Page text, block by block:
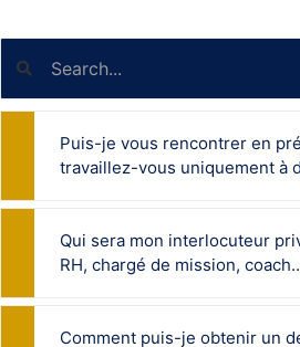
Puis-je vous rencontrer en
travaillez-vous uniquement à
Qui sera mon interlocuteur
RH, chargé de mission,
Comment puis-je obtenir un